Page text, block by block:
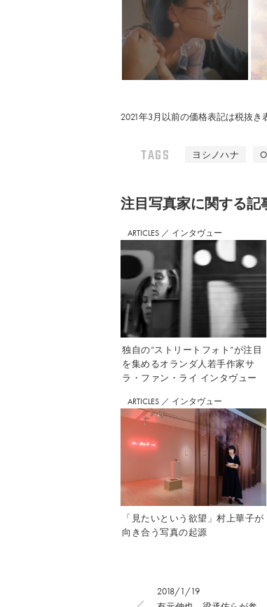
2021年3月以前の価格表記は税抜き
TAGS ヨシノハナ
注⽬写真家に関する記
ARTICLES ／ インタヴュー
独自の“ストリートフォト”が注目
を集めるオランダ人若手作家サ
ラ・ファン・ライ インタヴュー
ARTICLES ／ インタヴュー
「見たいという欲望」村上華子が
向き合う写真の起源
2018/1/19